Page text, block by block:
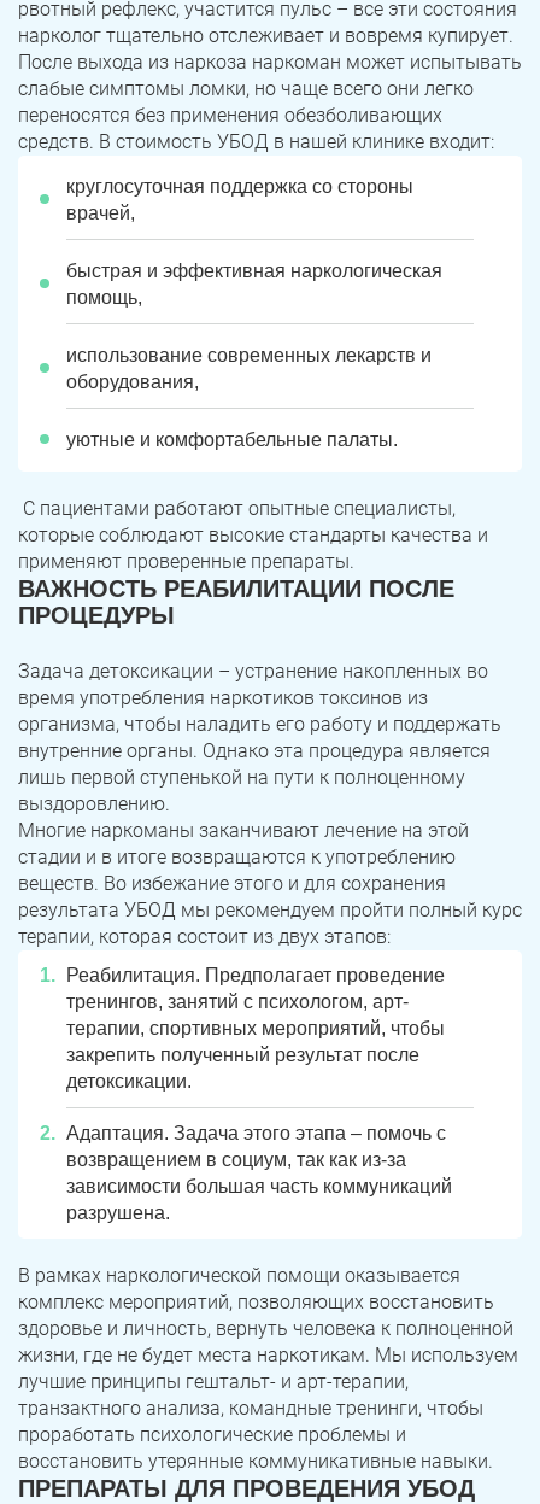
рвотный рефлекс, участится пульс – все эти состояния
нарколог тщательно отслеживает и вовремя купирует.
После выхода из наркоза наркоман может испытывать
слабые симптомы ломки, но чаще всего они легко
переносятся без применения обезболивающих
средств. В стоимость УБОД в нашей клинике входит:
круглосуточная поддержка со стороны
врачей,
быстрая и эффективная наркологическая
помощь,
использование современных лекарств и
оборудования,
уютные и комфортабельные палаты.
С пациентами работают опытные специалисты,
которые соблюдают высокие стандарты качества и
применяют проверенные препараты.
ВАЖНОСТЬ РЕАБИЛИТАЦИИ ПОСЛЕ
ПРОЦЕДУРЫ
Задача детоксикации – устранение накопленных во
время употребления наркотиков токсинов из
организма, чтобы наладить его работу и поддержать
внутренние органы. Однако эта процедура является
лишь первой ступенькой на пути к полноценному
выздоровлению.
Многие наркоманы заканчивают лечение на этой
стадии и в итоге возвращаются к употреблению
веществ. Во избежание этого и для сохранения
результата УБОД мы рекомендуем пройти полный курс
терапии, которая состоит из двух этапов:
Реабилитация. Предполагает проведение
тренингов, занятий с психологом, арт-
терапии, спортивных мероприятий, чтобы
закрепить полученный результат после
детоксикации.
Адаптация. Задача этого этапа – помочь с
возвращением в социум, так как из-за
зависимости большая часть коммуникаций
разрушена.
В рамках наркологической помощи оказывается
комплекс мероприятий, позволяющих восстановить
здоровье и личность, вернуть человека к полноценной
жизни, где не будет места наркотикам. Мы используем
лучшие принципы гештальт- и арт-терапии,
транзактного анализа, командные тренинги, чтобы
проработать психологические проблемы и
восстановить утерянные коммуникативные навыки.
ПРЕПАРАТЫ ДЛЯ ПРОВЕДЕНИЯ УБОД